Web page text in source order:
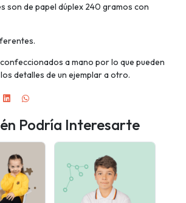
son de papel dúplex 240 gramos con
a mano por lo que pueden
detalles de un ejemplar a otro.
Podría Interesarte